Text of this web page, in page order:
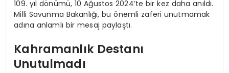
109. yıl dönümü, 10 Ağustos 2024’te bir kez daha anıldı.
Milli Savunma Bakanlığı, bu önemli zaferi unutmamak
adına anlamlı bir mesaj paylaştı.
Kahramanlık Destanı
Unutulmadı